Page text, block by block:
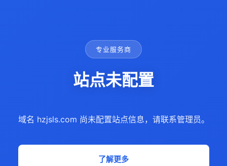
专业服务商
站点未配置
域名 hzjsls.com 尚未配置站点信息，请联系管理员。
了解更多